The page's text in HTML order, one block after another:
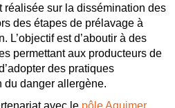
réalisée sur la dissémination des
des étapes de prélavage à
L’objectif est d’aboutir à des
permettant aux producteurs de
des pratiques
du danger allergène.
avec le pôle Aquimer